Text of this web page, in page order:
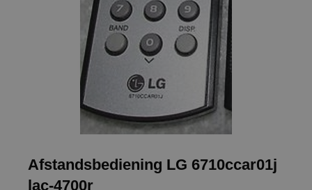
Afstandsbediening LG 6710ccar01j
lac-4700r